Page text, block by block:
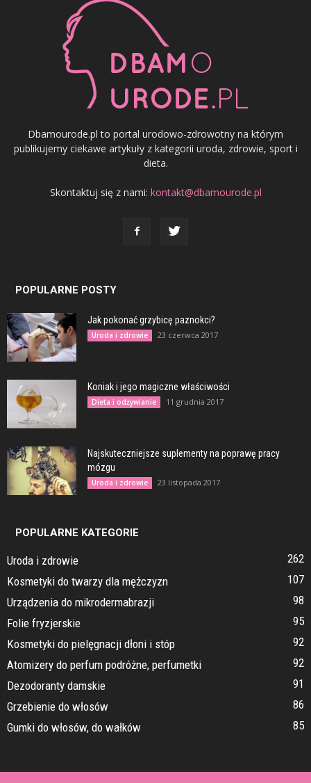
Dbamourode.pl to portal urodowo-zdrowotny na którym
publikujemy ciekawe artykuły z kategorii uroda, zdrowie, sport i
dieta.
Skontaktuj się z nami: kontakt@dbamourode.pl
POPULARNE POSTY
Jak pokonać grzybicę paznokci?
Uroda i zdrowie 23 czerwca 2017
Koniak i jego magiczne właściwości
Dieta i odżywianie 11 grudnia 2017
Najskuteczniejsze suplementy na poprawę pracy
mózgu
Uroda i zdrowie 23 listopada 2017
POPULARNE KATEGORIE
Uroda i zdrowie
262
Kosmetyki do twarzy dla mężczyzn
107
Urządzenia do mikrodermabrazji
98
Folie fryzjerskie
95
Kosmetyki do pielęgnacji dłoni i stóp
92
Atomizery do perfum podróżne, perfumetki
92
Dezodoranty damskie
91
Grzebienie do włosów
86
Gumki do włosów, do wałków
85